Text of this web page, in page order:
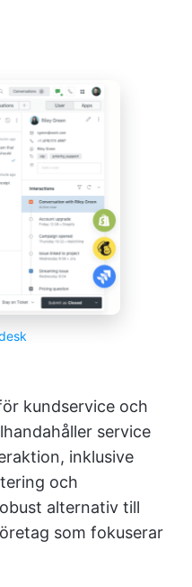
kundservice och
service
inklusive
och
alternativ till
som fokuserar